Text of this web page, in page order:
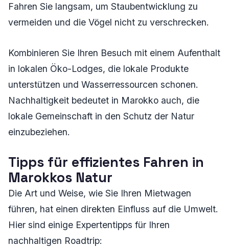
Fahren Sie langsam, um Staubentwicklung zu
vermeiden und die Vögel nicht zu verschrecken.
Kombinieren Sie Ihren Besuch mit einem Aufenthalt
in lokalen Öko-Lodges, die lokale Produkte
unterstützen und Wasserressourcen schonen.
Nachhaltigkeit bedeutet in Marokko auch, die
lokale Gemeinschaft in den Schutz der Natur
einzubeziehen.
Tipps für effizientes Fahren in
Marokkos Natur
Die Art und Weise, wie Sie Ihren Mietwagen
führen, hat einen direkten Einfluss auf die Umwelt.
Hier sind einige Expertentipps für Ihren
nachhaltigen Roadtrip: